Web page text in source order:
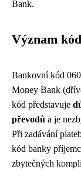
Bank.
Význam
Bankovní kód
Money Bank
kód představuje
převodů a je
Při zadávání
kód banky
zbytečných